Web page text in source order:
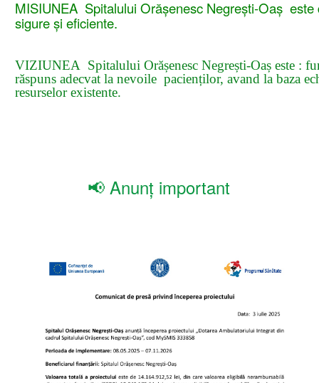
MISIUNEA Spitalului Orășenesc Negrești-Oaș
sigure și eficiente.
VIZIUNEA Spitalului Orășenesc Negrești-Oaș este :
răspuns adecvat la nevoile pacienților, avand la baza
resurselor existente.
📢 Anunț important